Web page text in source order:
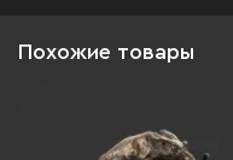
Похожие товары